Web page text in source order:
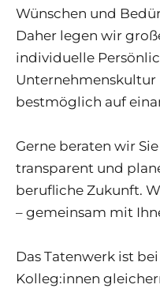
Wünschen und
Daher legen wir
individuelle
Unternehmenskultur
bestmöglich auf
Gerne beraten wir
transparent und
berufliche Zukunft.
– gemeinsam mit
Das Tatenwerk ist
Kolleg:innen